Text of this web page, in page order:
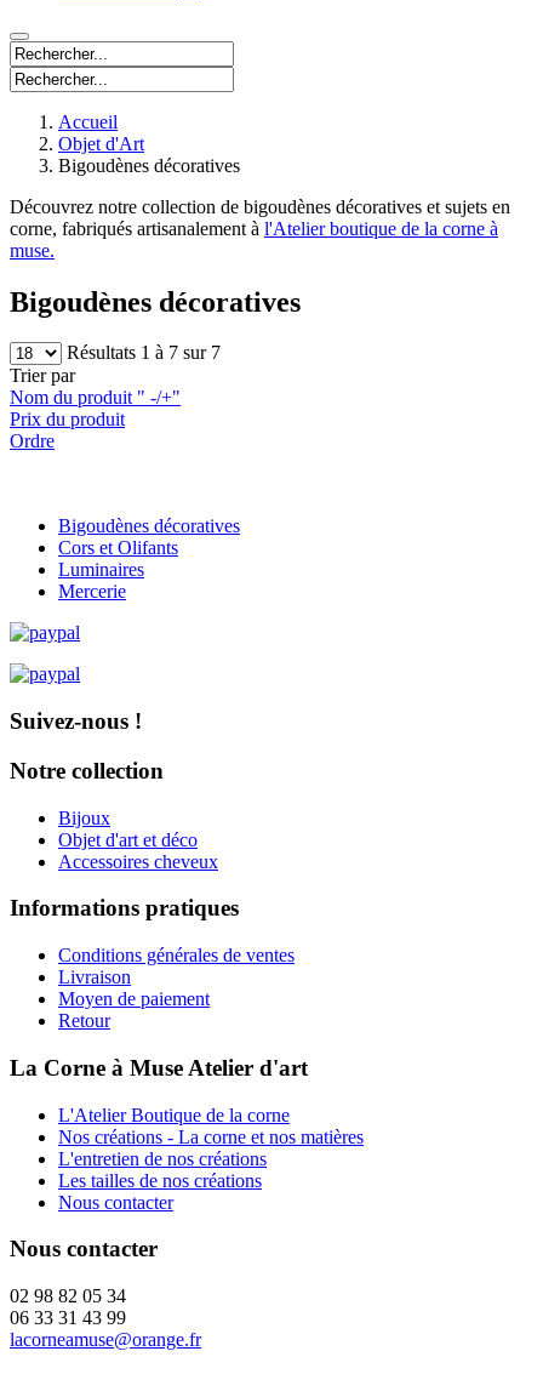
Accueil
Objet d'Art
Bigoudènes décoratives
Découvrez notre collection de bigoudènes décoratives et sujets en
corne, fabriqués artisanalement à l'Atelier boutique de la corne à
muse.
Bigoudènes décoratives
Résultats 1 à 7 sur 7
Trier par
Nom du produit " -/+"
Prix du produit
Ordre
Bigoudènes décoratives
Cors et Olifants
Luminaires
Mercerie
Suivez-nous !
Notre collection
Bijoux
Objet d'art et déco
Accessoires cheveux
Informations pratiques
Conditions générales de ventes
Livraison
Moyen de paiement
Retour
La Corne à Muse Atelier d'art
L'Atelier Boutique de la corne
Nos créations - La corne et nos matières
L'entretien de nos créations
Les tailles de nos créations
Nous contacter
Nous contacter
02 98 82 05 34
06 33 31 43 99
lacorneamuse@orange.fr